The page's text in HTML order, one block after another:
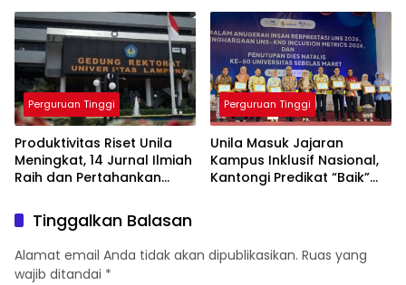
Kampus Daerah
Lapas
Perguruan Tinggi
Produktivitas Riset Unila
Meningkat, 14 Jurnal Ilmiah
Raih dan Pertahankan
Perguruan Tinggi
Unila Masuk Jajaran
Kampus Inklusif Nasional,
Kantongi Predikat “Baik”
Tinggalkan Balasan
Alamat email Anda tidak akan dipublikasikan. Ruas yang
wajib ditandai *